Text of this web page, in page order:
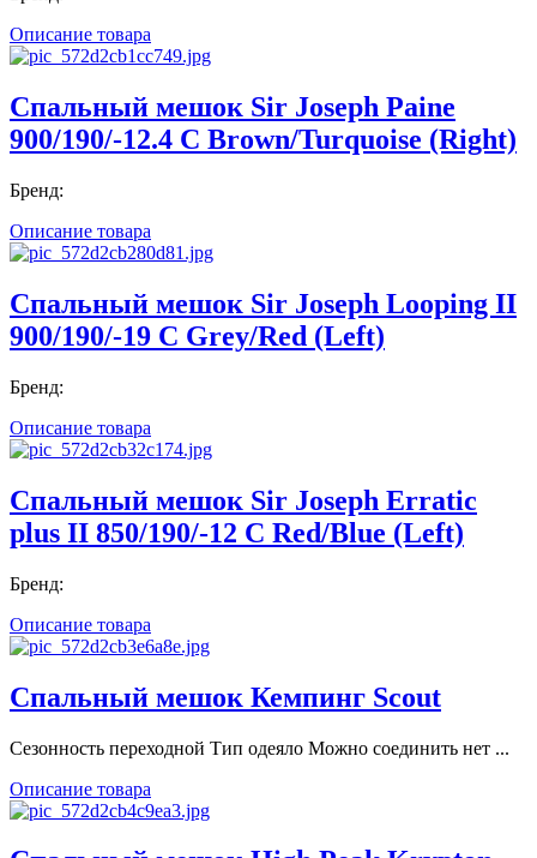
Описание товара
Спальный мешок Sir Joseph Paine
900/190/-12.4 C Brown/Turquoise (Right)
Бренд:
Описание товара
Спальный мешок Sir Joseph Looping II
900/190/-19 C Grey/Red (Left)
Бренд:
Описание товара
Спальный мешок Sir Joseph Erratic
plus II 850/190/-12 C Red/Blue (Left)
Бренд:
Описание товара
Спальный мешок Кемпинг Scout
Сезонность переходной Тип одеяло Можно соединить нет ...
Описание товара